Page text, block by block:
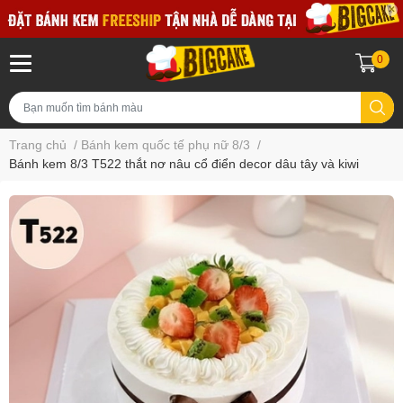
0
Trang chủ / Bánh kem quốc tế phụ nữ 8/3 /
Bánh kem 8/3 T522 thắt nơ nâu cổ điển decor dâu tây và kiwi